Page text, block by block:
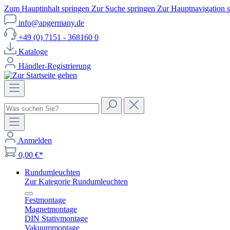
Zum Hauptinhalt springen Zur Suche springen Zur Hauptnavigation
info@apgermany.de
+49 (0) 7151 - 368160 0
Kataloge
Händler-Registrierung
Anmelden
0,00 €*
Rundumleuchten
Zur Kategorie Rundumleuchten
Festmontage
Magnetmontage
DIN Stativmontage
Vakuummontage